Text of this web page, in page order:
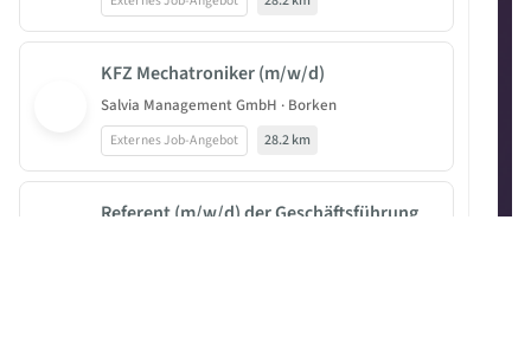
KFZ Mechatroniker (m/w/d)
Salvia Management GmbH · Borken
Externes Job-Angebot 28.2 km
Referent (m/w/d) der Geschäftsführung